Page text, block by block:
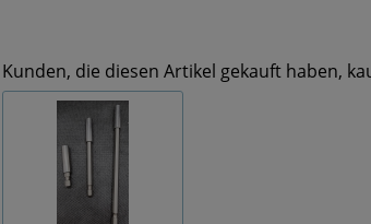
Kunden, die diesen Artikel gekauft haben,